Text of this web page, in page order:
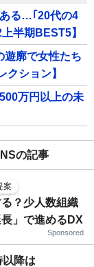
る…｢20代の4
半期BEST5】
遊廓で女性たち
クション】
万円以上の未
の記事
案
？少人数組織
」で進めるDX
Sponsored
降は